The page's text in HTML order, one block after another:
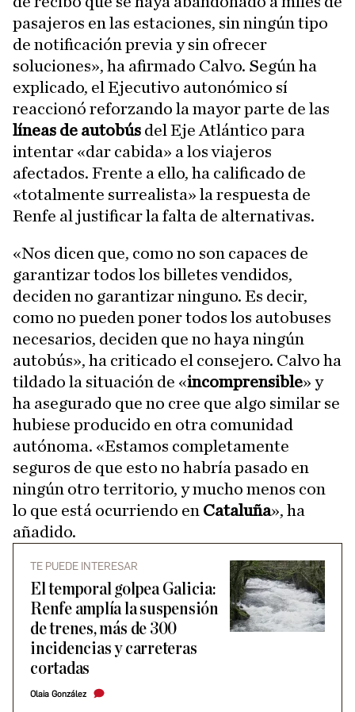
pasajeros en las estaciones, sin ningún tipo
de notificación previa y sin ofrecer
soluciones», ha afirmado Calvo. Según ha
explicado, el Ejecutivo autonómico sí
reaccionó reforzando la mayor parte de las
líneas de autobús del Eje Atlántico para
intentar «dar cabida» a los viajeros
afectados. Frente a ello, ha calificado de
«totalmente surrealista» la respuesta de
Renfe al justificar la falta de alternativas.
«Nos dicen que, como no son capaces de
garantizar todos los billetes vendidos,
deciden no garantizar ninguno. Es decir,
como no pueden poner todos los autobuses
necesarios, deciden que no haya ningún
autobús», ha criticado el consejero. Calvo ha
tildado la situación de «incomprensible» y
ha asegurado que no cree que algo similar se
hubiese producido en otra comunidad
autónoma. «Estamos completamente
seguros de que esto no habría pasado en
ningún otro territorio, y mucho menos con
lo que está ocurriendo en Cataluña», ha
añadido.
TE PUEDE INTERESAR
El temporal golpea Galicia:
Renfe amplía la suspensión
de trenes, más de 300
incidencias y carreteras
cortadas
Olaia González